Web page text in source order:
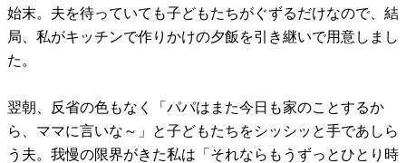
始末。夫を待っていても子どもたちがぐずるだけなので、結
局、私がキッチンで作りかけの夕飯を引き継いで用意しまし
た。
翌朝、反省の色もなく「パパはまた今日も家のことするか
ら、ママに言いな～」と子どもたちをシッシッと手であしら
う夫。我慢の限界がきた私は「それならもうずっとひとり時